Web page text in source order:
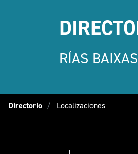
RÍAS
Directorio Localizaciones